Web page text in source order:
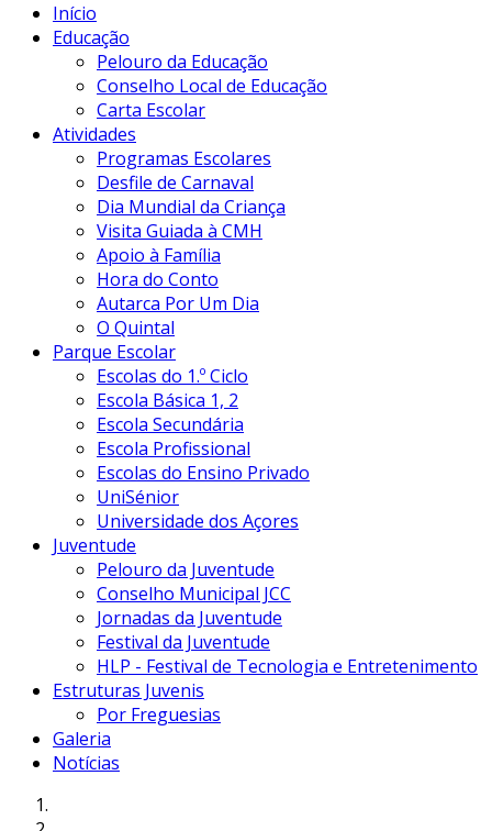
Início
Educação
Pelouro da Educação
Conselho Local de Educação
Carta Escolar
Atividades
Programas Escolares
Desfile de Carnaval
Dia Mundial da Criança
Visita Guiada à CMH
Apoio à Família
Hora do Conto
Autarca Por Um Dia
O Quintal
Parque Escolar
Escolas do 1.º Ciclo
Escola Básica 1, 2
Escola Secundária
Escola Profissional
Escolas do Ensino Privado
UniSénior
Universidade dos Açores
Juventude
Pelouro da Juventude
Conselho Municipal JCC
Jornadas da Juventude
Festival da Juventude
HLP - Festival de Tecnologia e Entretenimento
Estruturas Juvenis
Por Freguesias
Galeria
Notícias